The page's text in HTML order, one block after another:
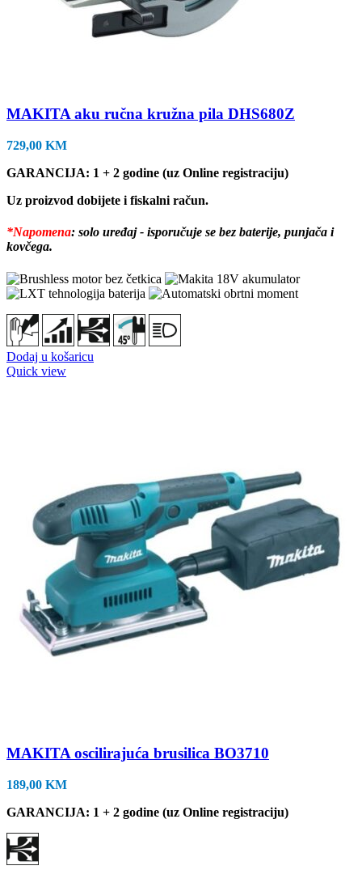
MAKITA aku ručna kružna pila DHS680Z
729,00 KM
GARANCIJA: 1 + 2 godine (uz Online registraciju)
Uz proizvod dobijete i fiskalni račun.
*Napomena: solo uređaj - isporučuje se bez baterije, punjača i
kovčega.
Dodaj u košaricu
Quick view
MAKITA oscilirajuća brusilica BO3710
189,00 KM
GARANCIJA: 1 + 2 godine (uz Online registraciju)